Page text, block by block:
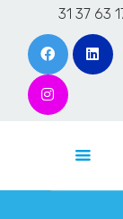
31 37 63
Accueil